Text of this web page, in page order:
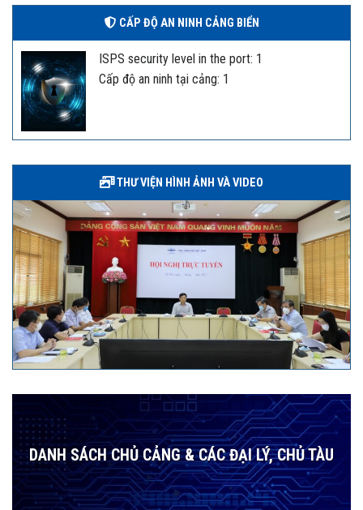
CẤP ĐỘ AN NINH CẢNG BIỂN
ISPS security level in the port: 1
Cấp độ an ninh tại cảng: 1
THƯ VIỆN HÌNH ẢNH VÀ VIDEO
DANH SÁCH CHỦ CẢNG & CÁC ĐẠI LÝ, CHỦ TÀU